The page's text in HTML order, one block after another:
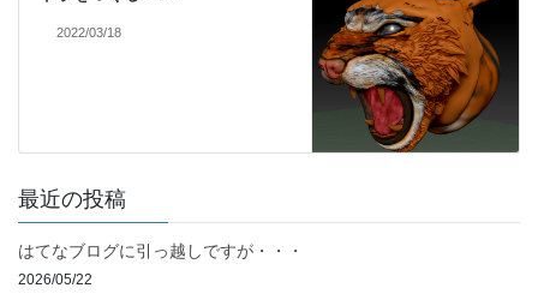
2022/03/18
最近の投稿
はてなブログに引っ越しですが・・・
2026/05/22